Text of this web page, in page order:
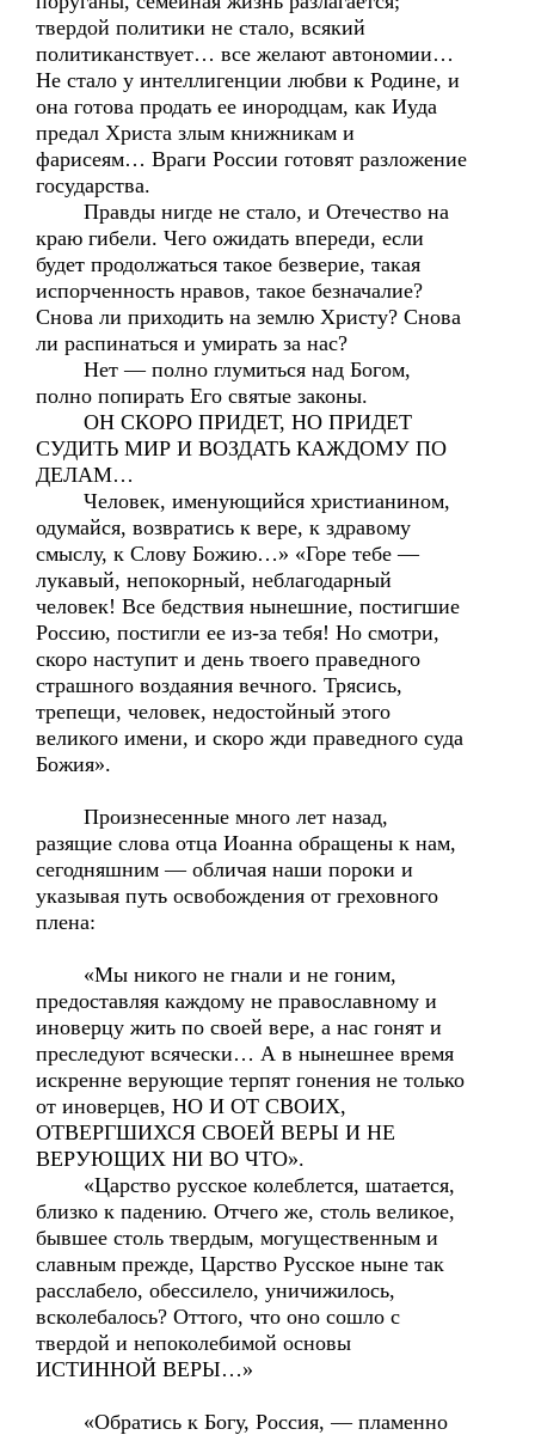
твердой политики не стало, всякий
политиканствует… все желают автономии…
Не стало у интеллигенции любви к Родине, и
она готова продать ее инородцам, как Иуда
предал Христа злым книжникам и
фарисеям… Враги России готовят разложение
государства.
Правды нигде не стало, и Отечество на
краю гибели. Чего ожидать впереди, если
будет продолжаться такое безверие, такая
испорченность нравов, такое безначалие?
Снова ли приходить на землю Христу? Снова
ли распинаться и умирать за нас?
Нет — полно глумиться над Богом,
полно попирать Его святые законы.
ОН СКОРО ПРИДЕТ, НО ПРИДЕТ
СУДИТЬ МИР И ВОЗДАТЬ КАЖДОМУ ПО
ДЕЛАМ…
Человек, именующийся христианином,
одумайся, возвратись к вере, к здравому
смыслу, к Слову Божию…» «Горе тебе —
лукавый, непокорный, неблагодарный
человек! Все бедствия нынешние, постигшие
Россию, постигли ее из-за тебя! Но смотри,
скоро наступит и день твоего праведного
страшного воздаяния вечного. Трясись,
трепещи, человек, недостойный этого
великого имени, и скоро жди праведного суда
Божия».
Произнесенные много лет назад,
разящие слова отца Иоанна обращены к нам,
сегодняшним — обличая наши пороки и
указывая путь освобождения от греховного
плена:
«Мы никого не гнали и не гоним,
предоставляя каждому не православному и
иноверцу жить по своей вере, а нас гонят и
преследуют всячески… А в нынешнее время
искренне верующие терпят гонения не только
от иноверцев, НО И ОТ СВОИХ,
ОТВЕРГШИХСЯ СВОЕЙ ВЕРЫ И НЕ
ВЕРУЮЩИХ НИ ВО ЧТО».
«Царство русское колеблется, шатается,
близко к падению. Отчего же, столь великое,
бывшее столь твердым, могущественным и
славным прежде, Царство Русское ныне так
расслабело, обессилело, уничижилось,
всколебалось? Оттого, что оно сошло с
твердой и непоколебимой основы
ИСТИННОЙ ВЕРЫ…»
«Обратись к Богу, Россия, — пламенно